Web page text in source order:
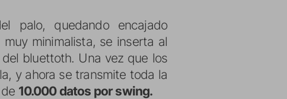
palo, quedando encajado
minimalista, se inserta al
bluettoth. Una vez que los
y ahora se transmite toda la
10.000 datos por swing.